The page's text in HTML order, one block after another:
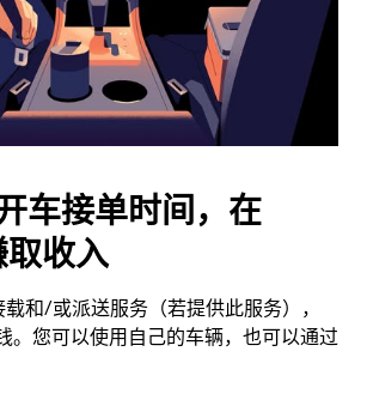
车接单时间，在
收入
和/或派送服务（若提供此服务），
。您可以使用自己的车辆，也可以通过